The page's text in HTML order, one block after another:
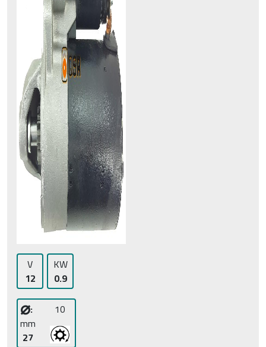
V
12
KW
0.9
⌀:
mm
27
10